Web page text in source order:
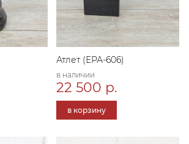
Атлет (ЕРА-606)
в наличии
22 500 р.
в корзину